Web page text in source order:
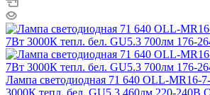
Лампа светодиодная 71 640 OLL-MR16-
3000К тепл. бел. GU5.3 460лм 220-